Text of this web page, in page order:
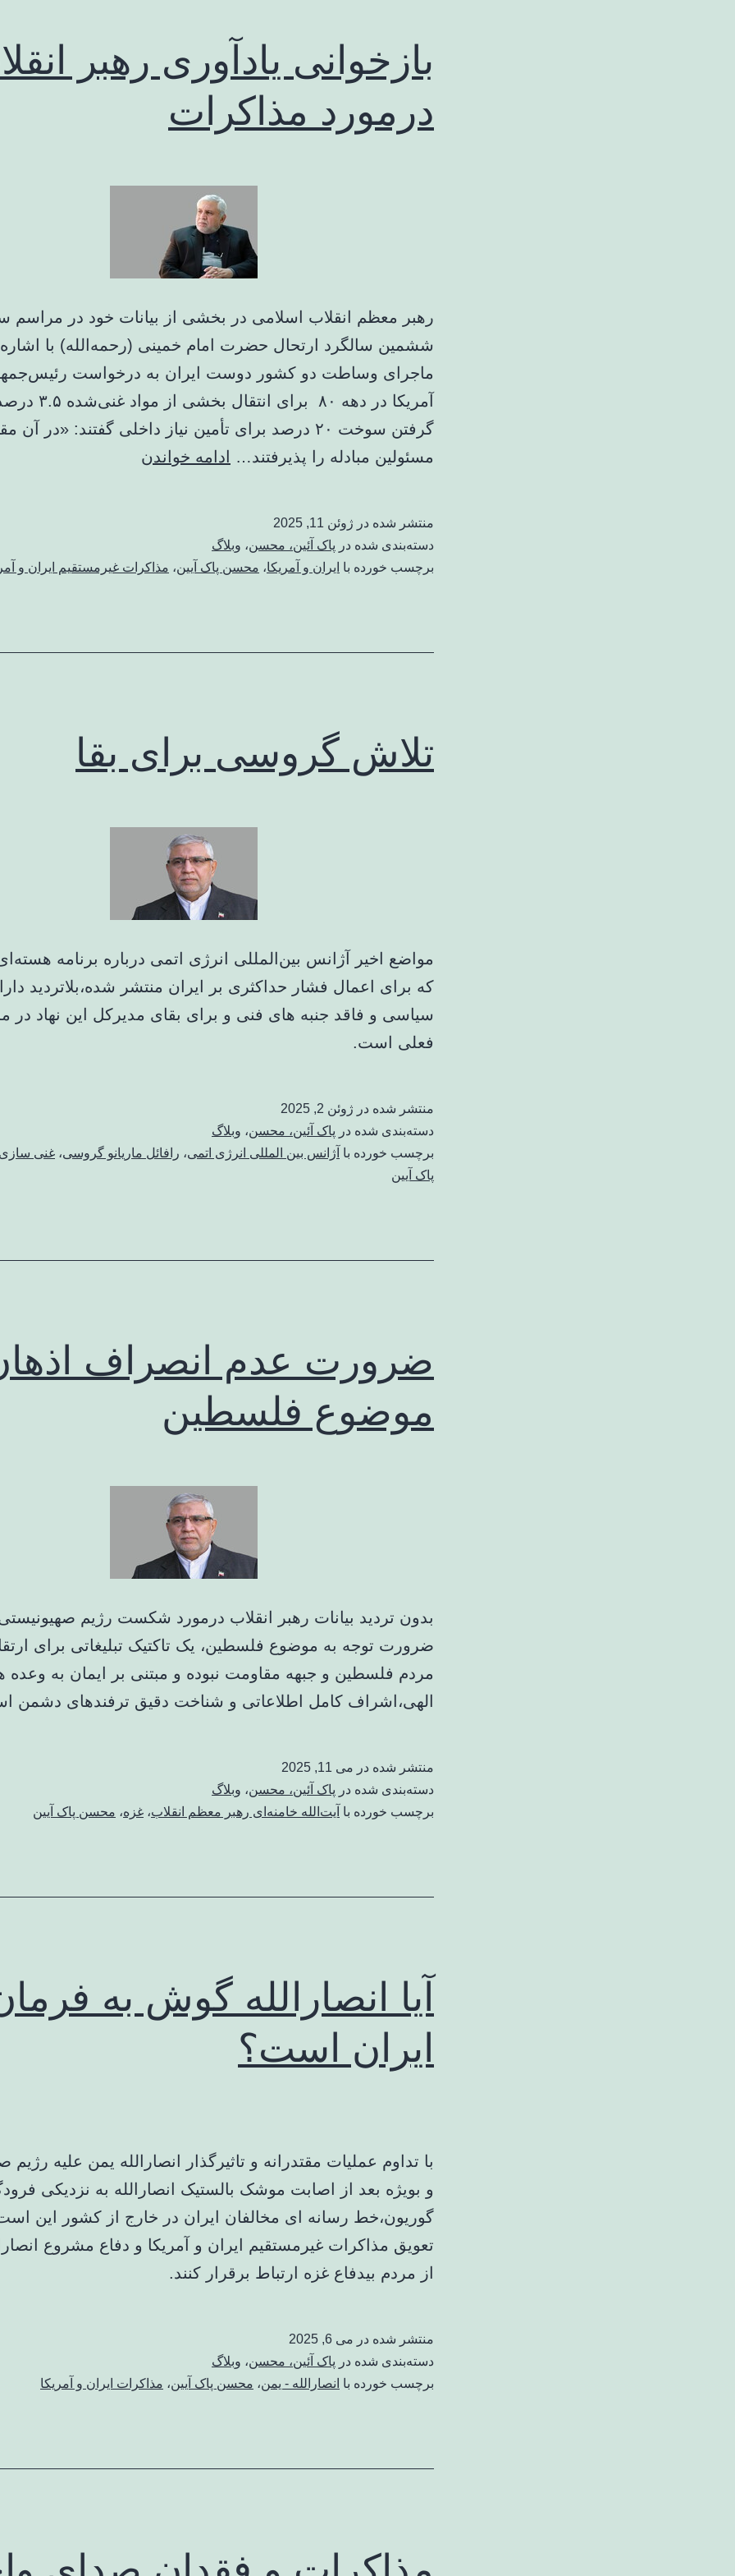
بازخوانی یادآوری رهبر
درمورد مذاکرات
رهبر معظم انقلاب اسلامی در بخشی از بیانات خود در مراسم
ششمین سالگرد ارتحال حضرت امام خمینی (رحمه‌الله) با
ماجرای وساطت دو کشور دوست ایران به درخواست
آمریکا در دهه ۸۰
گرفتن سوخت ۲۰ درصد برای تأمین نیاز داخلی گفتند: «در آن
مسئولین مبادله را پذیرفتند…
ادامه خواندن
درمورد
منتشر شده در ژوئن 11, 2025
دسته‌بندی شده در پاک آئین، محسن، وبلاگ
برچسب خورده با ایران و آمریکا، محسن پاک آیین، مذاكرات غيرمستقيم ايران و
تلاش گروسی برای بقا
مواضع اخیر آژانس بین‌المللی انرژی اتمی درباره برنامه
که برای اعمال فشار حداکثری بر ایران منتشر شده،بلاتردید
سیاسی و فاقد جنبه های فنی و برای بقای مدیرکل این نهاد در
فعلی است.
منتشر شده در ژوئن 2, 2025
دسته‌بندی شده در پاک آئین، محسن، وبلاگ
برچسب خورده با آژانس بین المللی انرژی اتمی، رافائل ماریانو گروسی، غنی سازی
پاک آیین
ضرورت عدم انصراف
موضوع فلسطین
بدون تردید بیانات رهبر انقلاب درمورد شکست رژیم
ضرورت توجه به موضوع فلسطین، یک تاکتیک تبلیغاتی برای
مردم فلسطین و جبهه مقاومت نبوده و مبتنی بر ایمان به وعده
الهی،اشراف کامل اطلاعاتی و شناخت دقیق ترفندهای دشمن
منتشر شده در می 11, 2025
دسته‌بندی شده در پاک آئین، محسن، وبلاگ
برچسب خورده با آیت‌الله خامنه‌ای رهبر معظم انقلاب، غزه، محسن پاک آیین
آیا انصارالله گوش به
ایران است؟
با تداوم عملیات مقتدرانه و تاثیرگذار انصارالله یمن علیه رژیم
و بویژه بعد از اصابت موشک بالستیک انصارالله به نزدیکی
گوریون،خط رسانه ای مخالفان ایران در خارج از کشور این
تعویق مذاکرات غیرمستقیم ایران و آمریکا و دفاع مشروع
از مردم بیدفاع غزه ارتباط برقرار کنند.
منتشر شده در می 6, 2025
دسته‌بندی شده در پاک آئین، محسن، وبلاگ
برچسب خورده با انصارالله - یمن، محسن پاک آیین، مذاکرات ایران و آمریکا